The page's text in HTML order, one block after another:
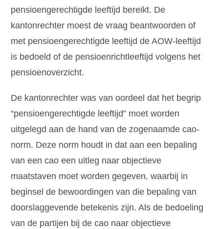
pensioengerechtigde leeftijd bereikt. De
kantonrechter moest de vraag beantwoorden of
met pensioengerechtigde leeftijd de AOW-leeftijd
is bedoeld of de pensioenrichtleeftijd volgens het
pensioenoverzicht.
De kantonrechter was van oordeel dat het begrip
“pensioengerechtigde leeftijd” moet worden
uitgelegd aan de hand van de zogenaamde cao-
norm. Deze norm houdt in dat aan een bepaling
van een cao een uitleg naar objectieve
maatstaven moet worden gegeven, waarbij in
beginsel de bewoordingen van die bepaling van
doorslaggevende betekenis zijn. Als de bedoeling
van de partijen bij de cao naar objectieve